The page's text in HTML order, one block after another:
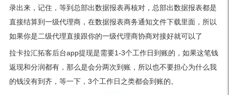
录出来，记住，等到总部出数据报表再核对，总部出数据报表都是
直接结算到一级代理商，在数据报表商务通知文件下载里面，所以
如果你是二级代理直接跟你的一级代理商协商对接好就可以了
拉卡拉汇拓客后台app提现是需要1-3个工作日到账的，如果这笔钱
返现和分润都有，那么是会分两次到账，所以也不要担心为什么我
的钱没有到齐，等一下，3个工作日之类都会到账的。